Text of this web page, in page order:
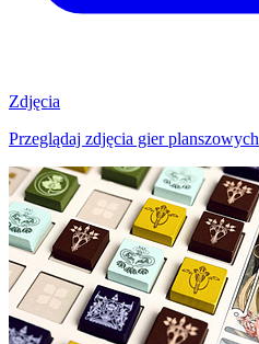
Zdjęcia
Przeglądaj zdjęcia gier planszowych